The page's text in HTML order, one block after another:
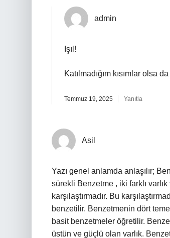
admin
Işıl!
Katılmadığım kısımlar olsa
Temmuz 19, 2025 Yanıtla
Asil
Yazı genel anlamda anlaşılır;
sürekli Benzetme , iki farklı
karşılaştırmadır. Bu
benzetilir. Benzetmenin dört
basit benzetmeler öğretilir.
üstün ve güçlü olan varlık.